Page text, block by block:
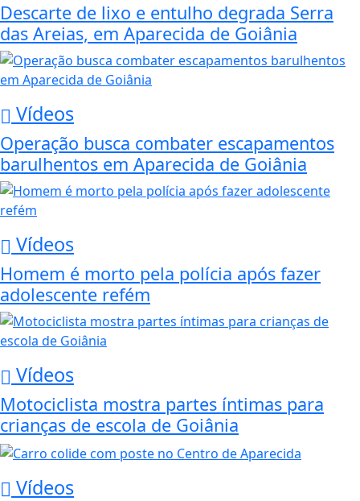
Descarte de lixo e entulho degrada Serra
das Areias, em Aparecida de Goiânia
Vídeos
Operação busca combater escapamentos
barulhentos em Aparecida de Goiânia
Vídeos
Homem é morto pela polícia após fazer
adolescente refém
Vídeos
Motociclista mostra partes íntimas para
crianças de escola de Goiânia
Vídeos